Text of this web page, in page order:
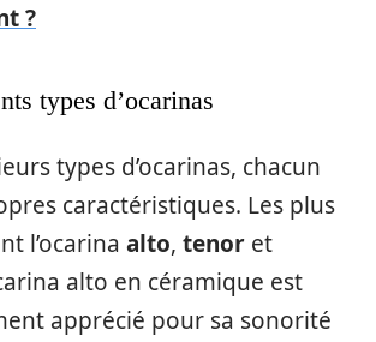
?
types d’ocarinas
types d’ocarinas, chacun
caractéristiques. Les plus
l’ocarina alto, tenor et
alto en céramique est
apprécié pour sa sonorité